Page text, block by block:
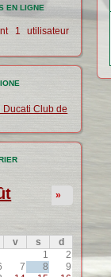
EN LIGNE
1 utilisateur
Ducati Club de
»
v s
d
1
2
7 8
9